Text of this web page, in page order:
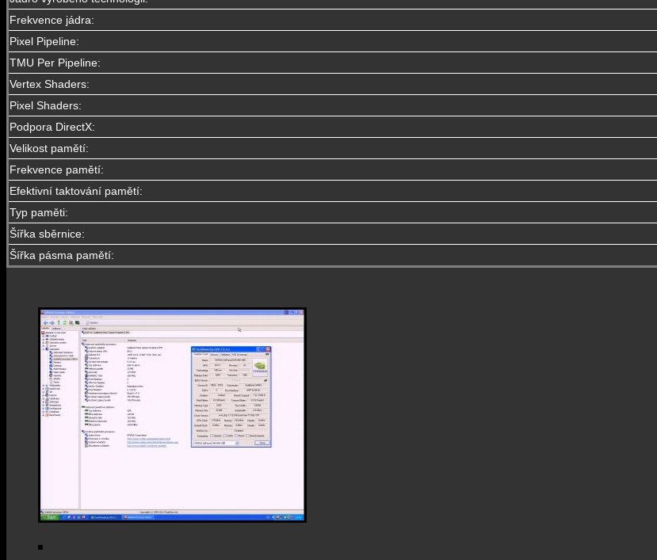
Frekvence jádra:
Pixel Pipeline:
TMU Per Pipeline:
Vertex Shaders:
Pixel Shaders:
Podpora DirectX:
Velikost pamětí:
Frekvence pamětí:
Efektivní taktování pamětí:
Typ paměti:
Šířka sběrnice:
Šířka pásma pamětí: